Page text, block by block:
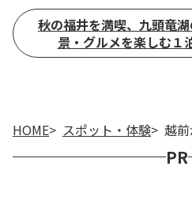
HOME スポット・体験 越
秋の福井を満喫、九頭竜
景・グルメを楽しむ１
PR